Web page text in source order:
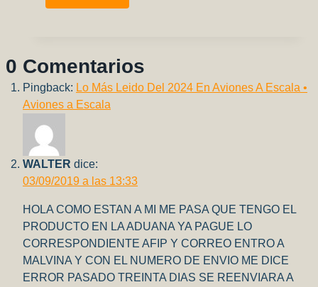
109G-
1/48
0 Comentarios
Pingback: Lo Más Leido Del 2024 En Aviones A Escala •
Aviones a Escala
WALTER dice:
03/09/2019 a las 13:33
HOLA COMO ESTAN A MI ME PASA QUE TENGO EL
PRODUCTO EN LA ADUANA YA PAGUE LO
CORRESPONDIENTE AFIP Y CORREO ENTRO A
MALVINA Y CON EL NUMERO DE ENVIO ME DICE
ERROR PASADO TREINTA DIAS SE REENVIARA A